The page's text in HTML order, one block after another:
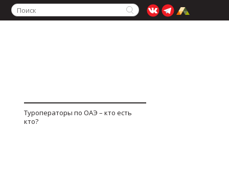
Туроператоры по ОАЭ – кто есть
кто?